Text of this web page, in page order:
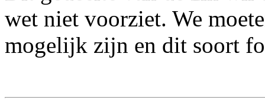
wet niet voorziet. We
mogelijk zijn en dit soort